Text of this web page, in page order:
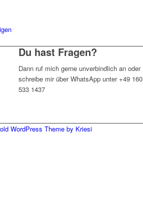
Du hast Fragen?
Dann ruf mich gerne unverbindlich an oder
schreibe mir über WhatsApp unter +49 160
533 1437
WordPress Theme by Kriesi